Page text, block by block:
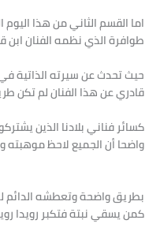
اما القسم الثاني من هذا
طوافرة الذي نظمه الفنان
حيث تحدث عن سيرته الذاتية
قادري عن هذا الفنان لم تكن
كسائر فناني بلادنا الذين
واضحا أن الجميع لاحظ موهبته
بطريق واضحة وتعطشه الدائم
كمن يسقي نبتة فتكبر رويدا